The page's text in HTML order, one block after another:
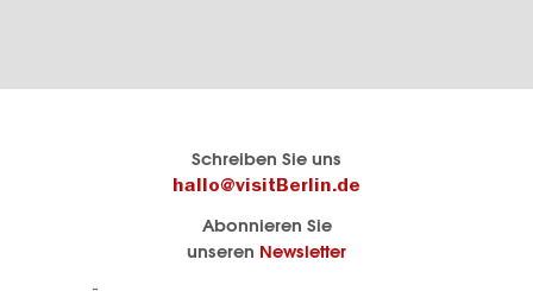
Schreiben Sie uns
hallo@visitBerlin.de
Abonnieren Sie
unseren Newsletter